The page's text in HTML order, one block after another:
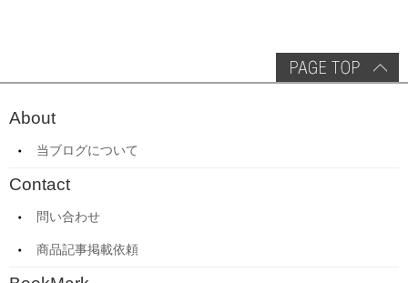
About
当ブログについて
Contact
問い合わせ
商品記事掲載依頼